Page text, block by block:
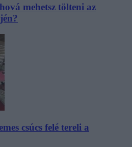
mehetsz tölteni az
csúcs felé tereli a